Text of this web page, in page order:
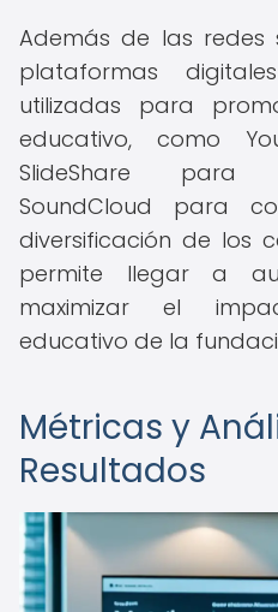
Además de las redes
plataformas
utilizadas para
educativo, como
SlideShare para
SoundCloud para
diversificación de los
permite llegar a
maximizar el
educativo de la
Métricas y
Resultados